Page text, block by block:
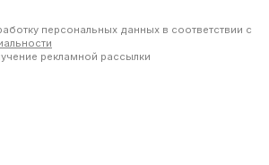
персональных данных в соответствии с
рекламной рассылки